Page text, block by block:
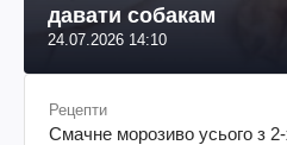
давати собакам
24.07.2026 14:10
Рецепти
Смачне морозиво усього з 2-х